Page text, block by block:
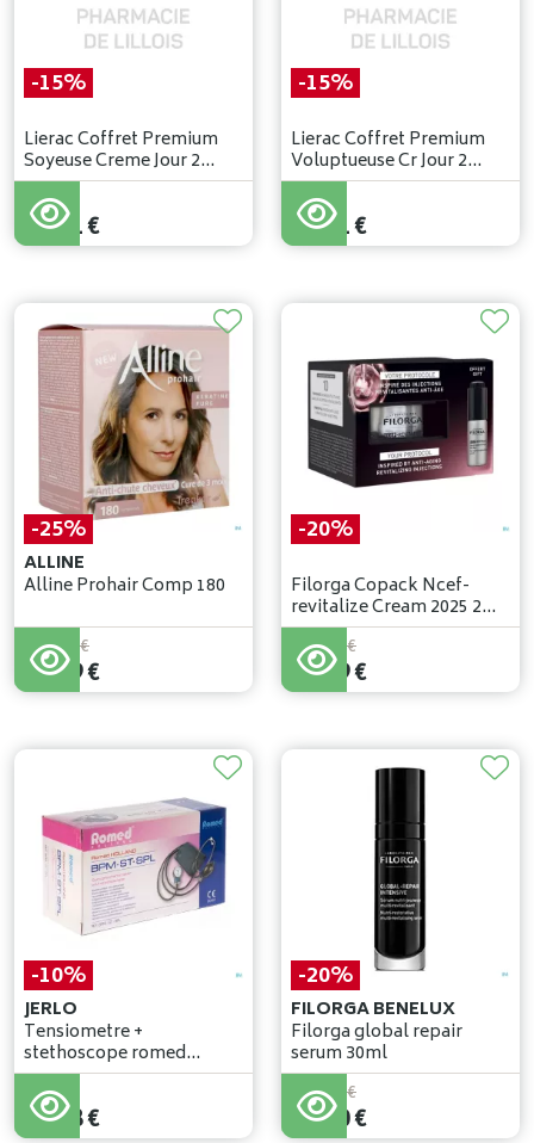
-15%
Lierac Coffret Premium
Soyeuse Creme Jour 2
Prod.
93,90
79,81€
-15%
Lierac Coffret Premium
Voluptueuse Cr Jour 2
Prod.
93,90
79,81€
-25%
ALLINE
Alline Prohair Comp 180
109,99 €
82,49€
-20%
Filorga Copack Ncef-
revitalize Cream 2025 2
Prod.
104,74 €
83,79€
-10%
JERLO
Tensiometre +
stethoscope romed
pontos
93,53
84,18€
-20%
FILORGA BENELUX
Filorga global repair
serum 30ml
109,00 €
87,20€